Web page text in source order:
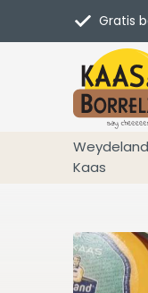
Weydeland
Kaas
Gratis